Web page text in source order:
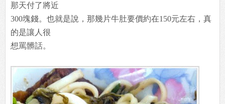
那天付了將近
300塊錢。也就是說，那幾片牛肚要價約在150元左右，真
的是讓人很
想罵髒話。